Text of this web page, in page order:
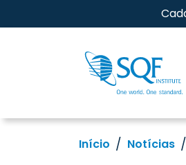
Início Notícias